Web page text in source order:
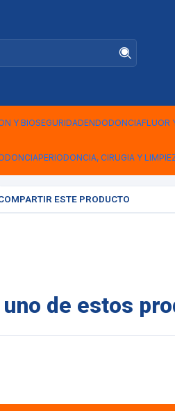
Y BIOSEGURIDADENDODONCIAFLUOR
PERIODONCIA, CIRUGIA Y
ESTE PRODUCTO
de estos